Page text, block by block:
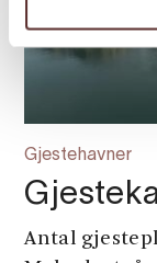
Gjestehavner
Antal